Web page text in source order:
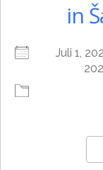
in
Juli 1,